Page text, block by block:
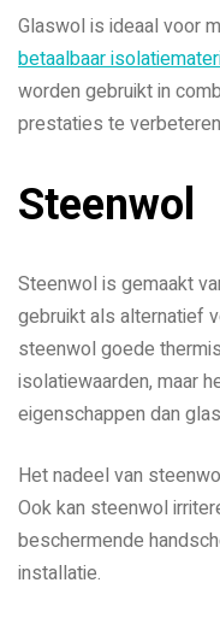
Glaswol is ideaal voor
betaalbaar
worden gebruikt in
prestaties te
Steenwol
Steenwol is gemaakt
gebruikt als alternatief
steenwol goede
isolatiewaarden, maar
eigenschappen dan
Het nadeel van
Ook kan steenwol
beschermende
installatie.